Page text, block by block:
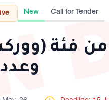
New Call for Tender
وعدد 35 كمبيوتر محمول فئة